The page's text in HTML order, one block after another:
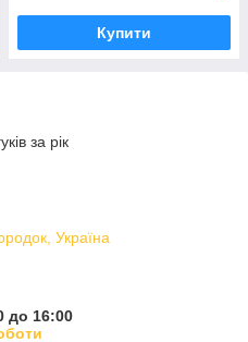
Купити
за рік
Україна
до 16:00